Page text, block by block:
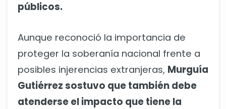
públicos.
Aunque reconoció la importancia de
proteger la soberanía nacional frente a
posibles injerencias extranjeras, Murguía
Gutiérrez sostuvo que también debe
atenderse el impacto que tiene la